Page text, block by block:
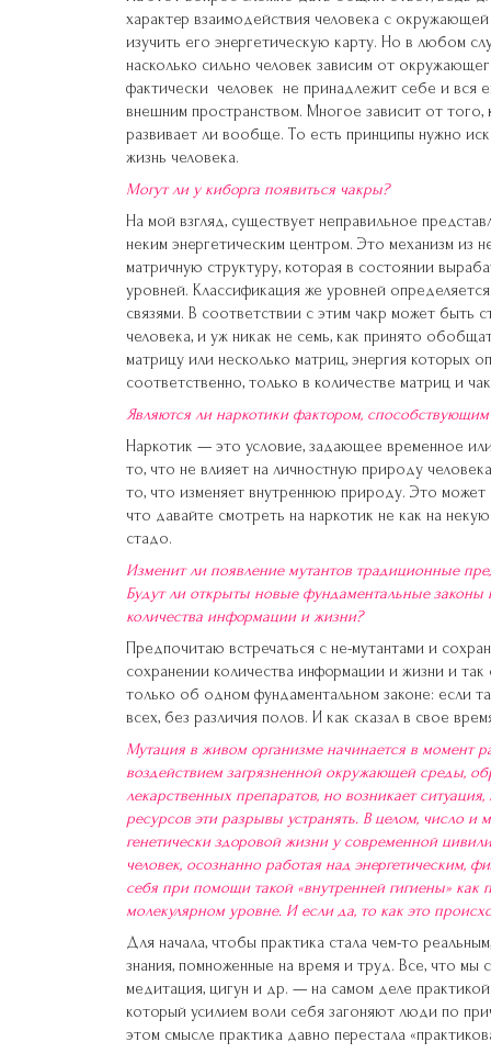
характер взаимодействия человека с
изучить его энергетическую карту. Но в любом
насколько сильно человек зависим от
фактически человек не принадлежит себе и вся
внешним пространством. Многое зависит от того,
развивает ли вообще. То есть принципы нужно
жизнь человека.
Могут ли у киборга появиться чакры?
На мой взгляд, существует неправильное
неким энергетическим центром. Это механизм из
матричную структуру, которая в состоянии
уровней. Классификация же уровней
связями. В соответствии с этим чакр может быть
человека, и уж никак не семь, как принято
матрицу или несколько матриц, энергия которых
соответственно, только в количестве матриц и
Являются ли наркотики фактором,
Наркотик — это условие, задающее временное
то, что не влияет на личностную природу
то, что изменяет внутреннюю природу. Это может
что давайте смотреть на наркотик не как на
стадо.
Изменит ли появление мутантов традиционные
Будут ли открыты новые фундаментальные
количества информации и жизни?
Предпочитаю встречаться с не-мутантами и
сохранении количества информации и жизни и
только об одном фундаментальном законе: если
всех, без различия полов. И как сказал в свое
Мутация в живом организме начинается в момент
воздействием загрязненной окружающей среды,
лекарственных препаратов, но возникает
ресурсов эти разрывы устранять. В целом, число и
генетически здоровой жизни у современной
человек, осознанно работая над энергетическим,
себя при помощи такой «внутренней гигиены» как
молекулярном уровне. И если да, то как это
Для начала, чтобы практика стала чем-то
знания, помноженные на время и труд. Все, что мы
медитация, цигун и др. — на самом деле
который усилием воли себя загоняют люди по
этом смысле практика давно перестала